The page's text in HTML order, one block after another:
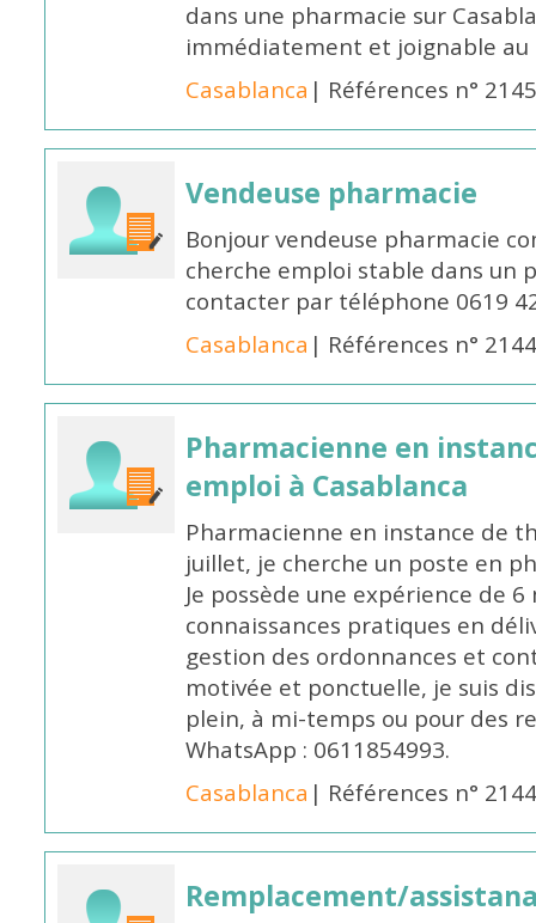
dans une pharmacie sur
immédiatement et joignable au
Casablanca | Références n°
Vendeuse pharmacie
Bonjour vendeuse pharmacie
cherche emploi stable dans un
contacter par téléphone 0619
Casablanca | Références n°
Pharmacienne en
emploi à Casablanca
Pharmacienne en instance de
juillet, je cherche un poste en
Je possède une expérience de
connaissances pratiques en
gestion des ordonnances et
motivée et ponctuelle, je suis
plein, à mi-temps ou pour des
WhatsApp : 0611854993.
Casablanca | Références n°
Remplacement/